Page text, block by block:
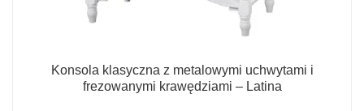
Konsola klasyczna z metalowymi uchwytami i
frezowanymi krawędziami – Latina